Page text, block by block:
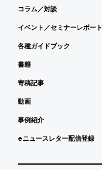
コラム／対談
イベント／セミナーレポート
各種ガイドブック
書籍
寄稿記事
動画
事例紹介
eニュースレター配信登録